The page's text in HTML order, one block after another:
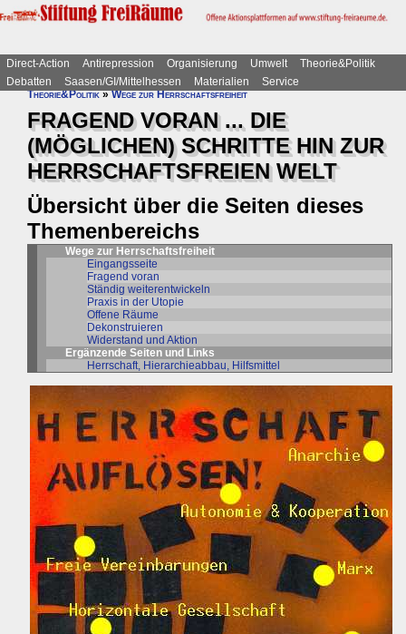
Direct-Action Antirepression Organisierung Umwelt
Theorie&Politik
Debatten
Saasen/GI/Mittelhessen Materialien
Service
Theorie&Politik»Wege zur Herrschaftsfreiheit
FRAGEND VORAN ... DIE
(MÖGLICHEN) SCHRITTE HIN ZUR
HERRSCHAFTSFREIEN WELT
Übersicht über die Seiten dieses
Themenbereichs
Wege zur Herrschaftsfreiheit
Eingangsseite
Fragend voran
Ständig weiterentwickeln
Praxis in der Utopie
Offene Räume
Dekonstruieren
Widerstand und Aktion
Ergänzende Seiten und Links
Herrschaft, Hierarchieabbau, Hilfsmittel